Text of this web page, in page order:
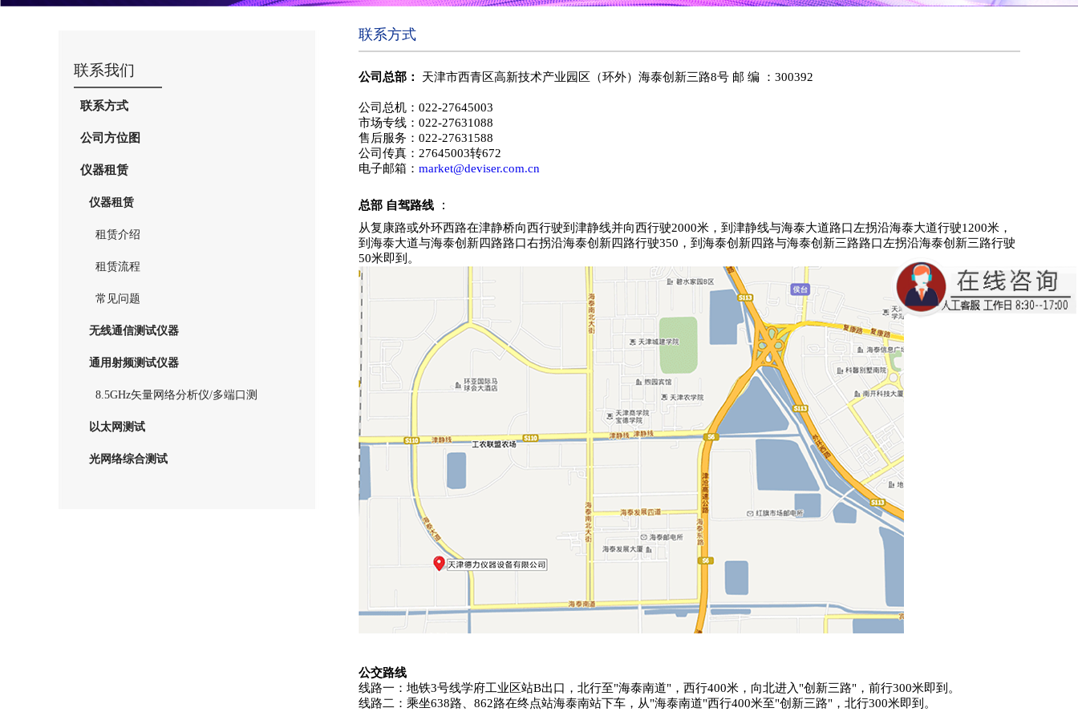
联系我们
联系方式
公司方位图
仪器租赁
仪器租赁
租赁介绍
租赁流程
常见问题
无线通信测试仪器
通用射频测试仪器
8.5GHz矢量网络分析仪/多端口测
试仪以太网测试
光网络综合测试
联系方式
公司总部： 天津市西青区高新技术产业园区（环外）海泰创新三路8号 邮 编 ： 300392
公司总机： 022-27645003
市场专线： 022-27631088
售后服务： 022-27631588
公司传真： 27645003转672
电子邮箱： market@deviser.com.cn
总部 自驾路线 ：
从复康路或外环西路在津静桥向西行驶到津静线并向西行驶2000米，到津静线与海泰大道路口左拐沿海泰大道行驶1200米，
到海泰大道与海泰创新四路路口右拐沿海泰创新四路行驶350 ，到海泰创新四路与海泰创新三路路口左拐沿海泰创新三路行驶
50米即到。
公交路线
线路一：地铁3号线学府工业区站B出口，北行至"海泰南道" ，西行400米，向北进入 "创新三路" ，前行300米即到。
线路二：乘坐638路、 862路在终点站海泰南站下车，从"海泰南道"西行400米至"创新三路" ，北行300米即到。